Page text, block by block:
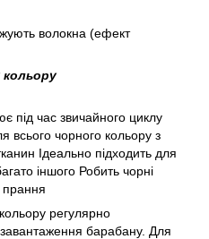
волокна (ефект
кольору
під час звичайного циклу
всього чорного кольору з
Ідеально підходить для
іншого Робить чорні
прання
регулярно
барабану. Для